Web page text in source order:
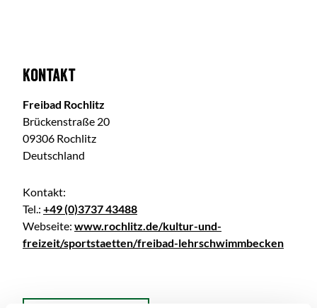
Kontakt
Freibad Rochlitz
Brückenstraße 20
09306 Rochlitz
Deutschland
Kontakt:
Tel.: +49 (0)3737 43488
Webseite: www.rochlitz.de/kultur-und-
freizeit/sportstaetten/freibad-lehrschwimmbecken